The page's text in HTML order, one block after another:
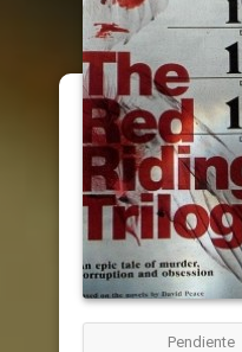
Pendiente